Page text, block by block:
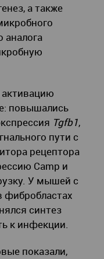
а также
аналога
повышались
Tgfb1,
пути с
рецептора
Camp и
У мышей с
фибробластах
синтез
к инфекции.
показали,